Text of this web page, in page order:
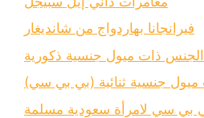
فيرانجانا بهاردواج من شانديغار
الجنس ذات ميول جنسية ذكورية
ميول جنسية ثنائية (بي بي سي)
بي سي لامرأة سعودية مسلمة